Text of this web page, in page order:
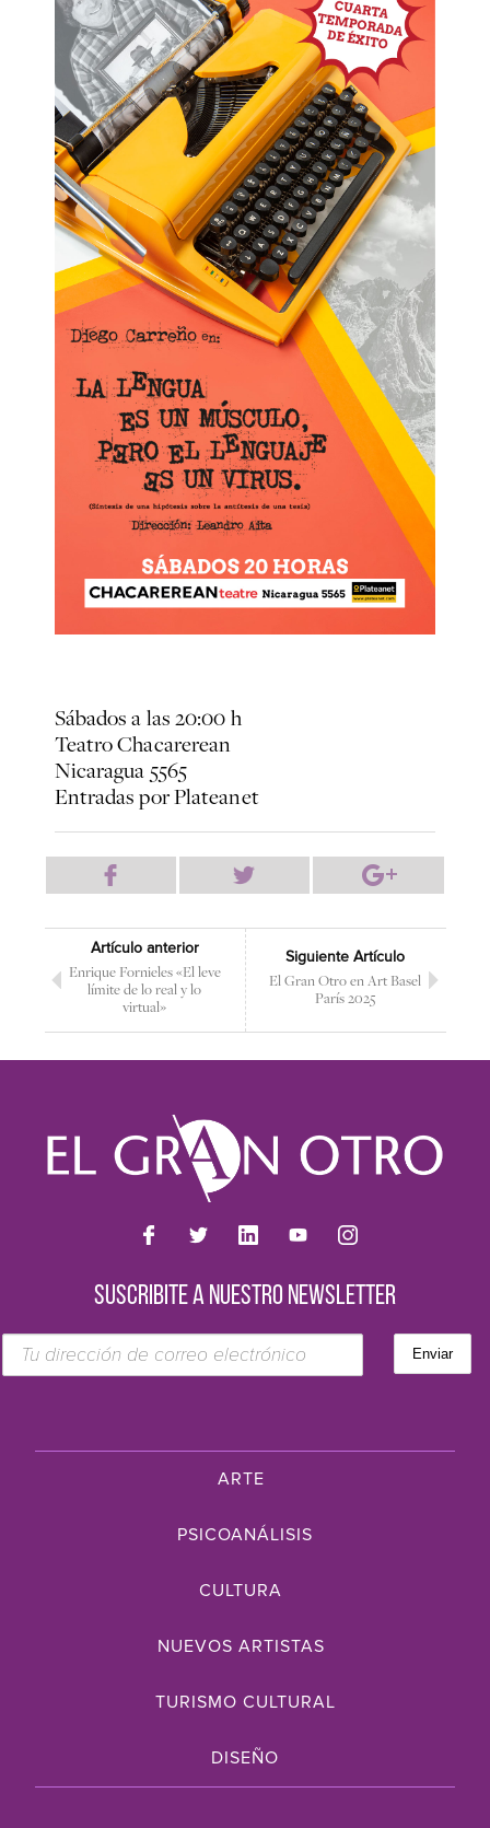
Sábados a las 20:00 h
Teatro Chacarerean
Nicaragua 5565
Entradas por Plateanet
Artículo anterior
Enrique Fornieles «El leve
límite de lo real y lo
virtual»
Siguiente Artículo
El Gran Otro en Art Basel
París 2025
SUSCRIBITE A NUESTRO NEWSLETTER
ARTE
PSICOANÁLISIS
CULTURA
NUEVOS ARTISTAS
TURISMO CULTURAL
DISEÑO